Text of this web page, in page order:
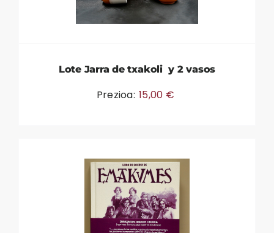
Lote Jarra de txakoli y 2 vasos
Prezioa: 15,00 €